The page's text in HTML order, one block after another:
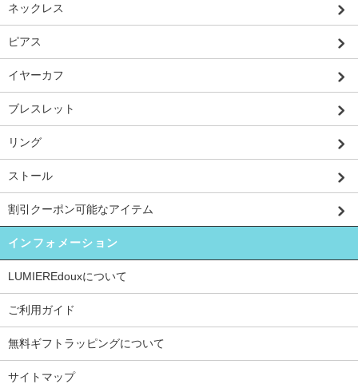
ネックレス
ピアス
イヤーカフ
ブレスレット
リング
ストール
割引クーポン可能なアイテム
インフォメーション
LUMIEREdouxについて
ご利用ガイド
無料ギフトラッピングについて
サイトマップ